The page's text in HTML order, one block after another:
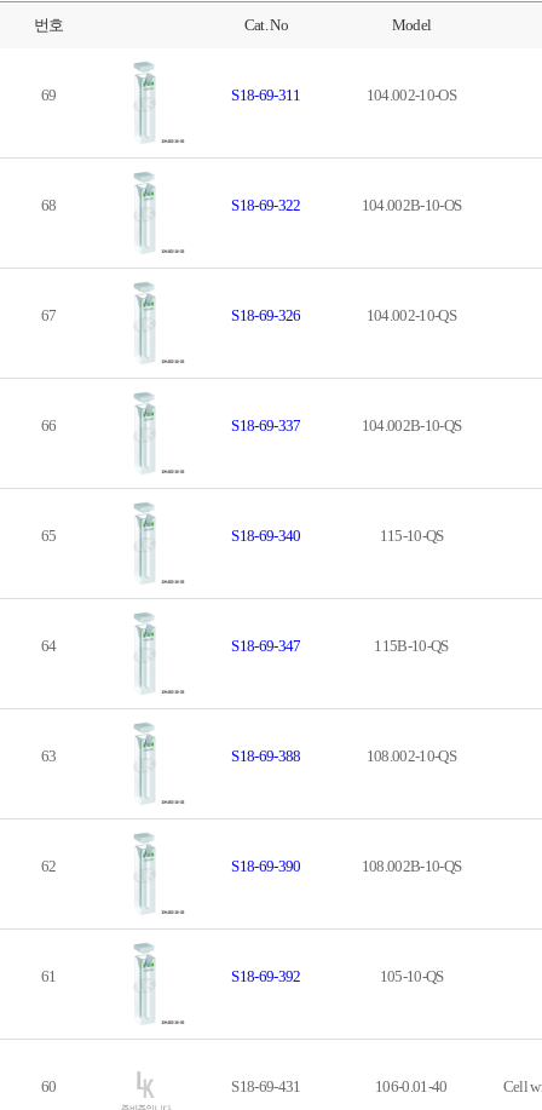
번호 Cat. No Model
69 S18-69-311 104.002-10-OS
68 S18-69-322 104.002B-10-OS
67 S18-69-326 104.002-10-QS
66 S18-69-337 104.002B-10-QS
65 S18-69-340 115-10-QS
64 S18-69-347 115B-10-QS
63 S18-69-388 108.002-10-QS
62 S18-69-390 108.002B-10-QS
61 S18-69-392 105-10-QS
60 S18-69-431 106-0.01-40 Cell